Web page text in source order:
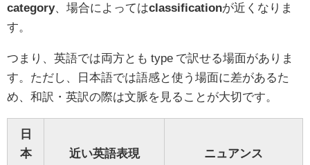
category、場合によってはclassificationが近くなりま
す。
つまり、英語では両方とも type で訳せる場面がありま
す。ただし、日本語では語感と使う場面に差があるた
め、和訳・英訳の際は文脈を見ることが大切です。
日
本
近い英語表現 ニュアンス